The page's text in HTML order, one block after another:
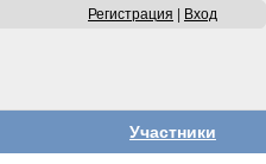
Регистрация Вход
Участники